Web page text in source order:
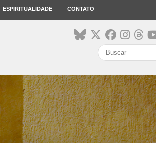
ESPIRITUALIDADE CONTATO